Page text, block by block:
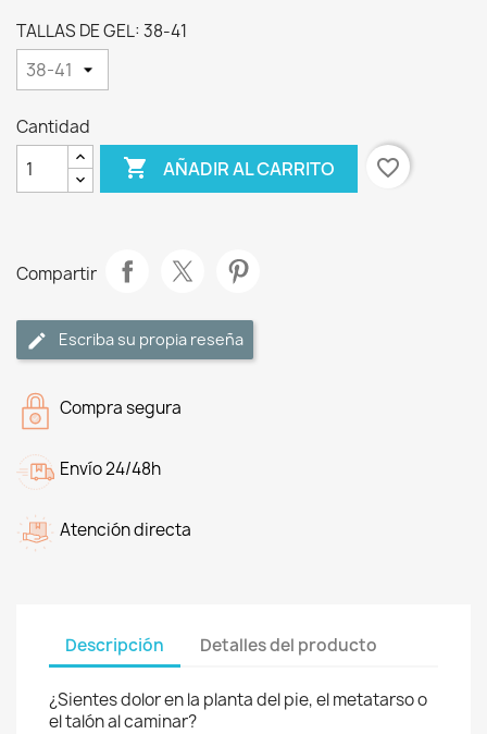
TALLAS DE GEL: 38-41
Cantidad
 AÑADIR AL CARRITO favorite_border
Compartir
Escriba su propia reseña
Compra segura
Envío 24/48h
Atención directa
Descripción Detalles del producto
¿Sientes dolor en la planta del pie, el metatarso o
el talón al caminar?